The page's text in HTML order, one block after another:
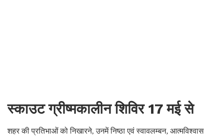
स्काउट ग्रीष्मकालीन शिविर 17 मई से
शहर की प्रतिभाओं को निखारने, उनमें निष्ठा एवं स्वावलम्बन, आत्मविश्वास